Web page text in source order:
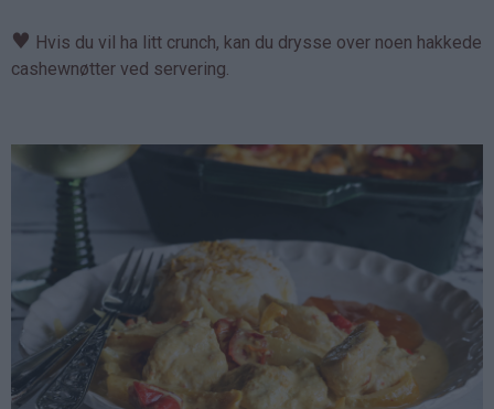
♥ Hvis du vil ha litt crunch, kan du drysse over noen hakkede
cashewnøtter ved servering.